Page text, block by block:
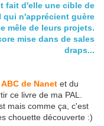
fait d'elle une cible de
n'apprécient guère
mêle de leurs projets.
mise dans de sales
draps...
de Nanet et du
ce livre de ma PAL.
mais comme ça, c'est
chouette découverte :)